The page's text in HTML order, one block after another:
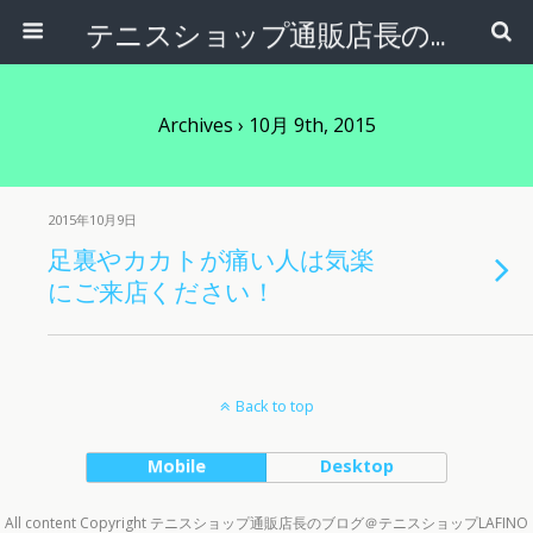
テニスショップ通販店長のブログ＠テニスショップLAFINO 西山克久
Archives › 10月 9th, 2015
2015年10月9日
足裏やカカトが痛い人は気楽
にご来店ください！
Back to top
Mobile Desktop
All content Copyright テニスショップ通販店長のブログ＠テニスショップLAFINO